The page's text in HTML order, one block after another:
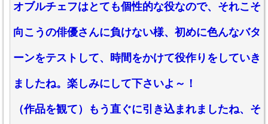
オブルチェフはとても個性的な役なので、それこそ
向こうの俳優さんに負けない様、初めに色んなバタ
ーンをテストして、時間をかけて役作りをしていき
ましたね。楽しみにして下さいよ～！
（作品を観て）もう直ぐに引き込まれましたね、そ